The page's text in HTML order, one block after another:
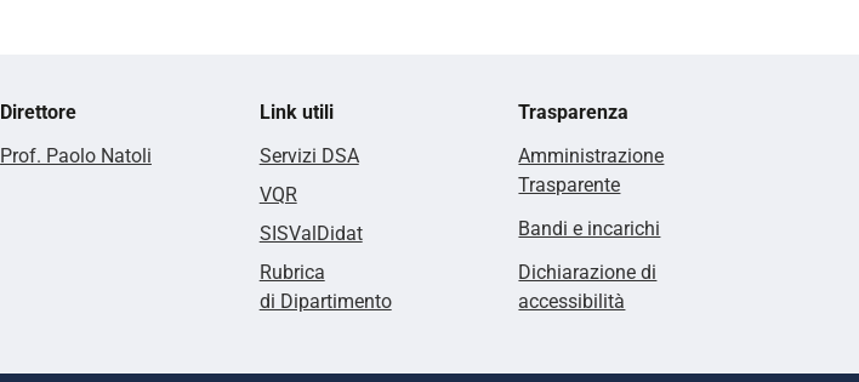
Direttore
Prof. Paolo Natoli
Link utili
Servizi DSA
VQR
SISValDidat
Rubrica
di Dipartimento
Trasparenza
Amministrazione
Trasparente
Bandi e incarichi
Dichiarazione di
accessibilità